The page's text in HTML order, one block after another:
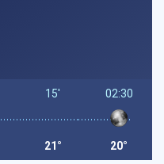
15'
21°
02:30
20°